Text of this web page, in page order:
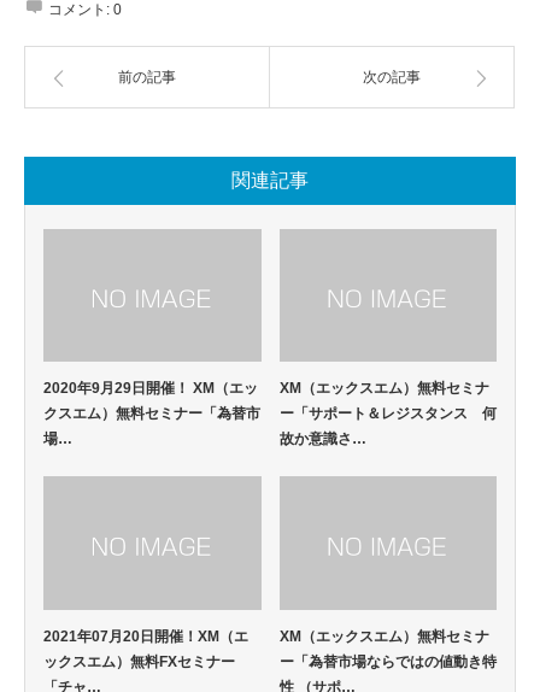
コメント: 0
前の記事 次の記事
関連記事
2020年9月29日開催！ XM（エッ
クスエム）無料セミナー「為替市
場…
XM（エックスエム）無料セミナ
ー「サポート＆レジスタンス 何
故か意識さ…
2021年07月20日開催！XM（エ
ックスエム）無料FXセミナー
「チャ…
XM（エックスエム）無料セミナ
ー「為替市場ならではの値動き特
性 （サポ…